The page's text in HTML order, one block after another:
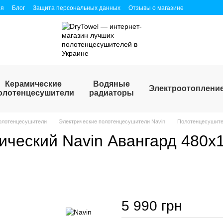
Блог Защита персональных данных
Отзывы о магазине
Керамические
Водяные
радиаторы
Электрические полотенцесушители Navin
Navin Авангард
5 990 грн